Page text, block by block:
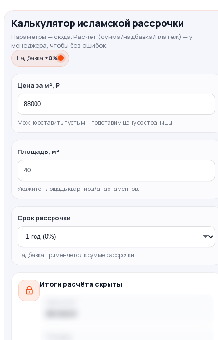
Калькулятор исламской рассрочки
Параметры — сюда. Расчёт (сумма/надбавка/платёж) — у
менеджера, чтобы без ошибок.
Надбавка:+0%
Цена за м², ₽
Можно оставить пустым — подставим цену со страницы .
Площадь, м²
Укажите площадь квартиры/апартаментов.
Срок рассрочки
Надбавка применяется к сумме рассрочки.
Итоги расчёта скрыты